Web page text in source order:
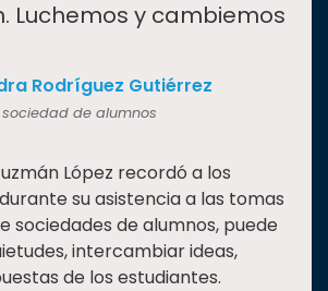
Luchemos y cambiemos
Rodríguez Gutiérrez
de alumnos
López recordó a los
su asistencia a las tomas
sociedades de alumnos, puede
intercambiar ideas,
de los estudiantes.